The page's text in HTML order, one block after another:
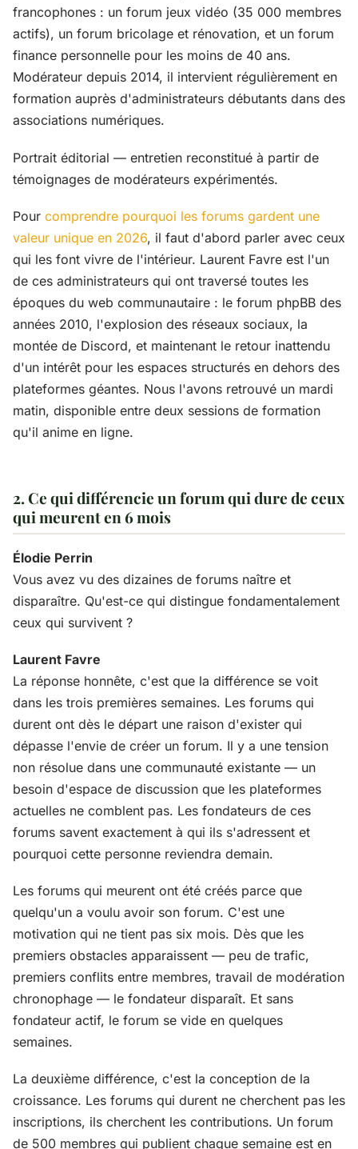
francophones : un forum jeux vidéo (35 000 membres
actifs), un forum bricolage et rénovation, et un forum
finance personnelle pour les moins de 40 ans.
Modérateur depuis 2014, il intervient régulièrement en
formation auprès d'administrateurs débutants dans des
associations numériques.
Portrait éditorial — entretien reconstitué à partir de
témoignages de modérateurs expérimentés.
Pour comprendre pourquoi les forums gardent une
valeur unique en 2026, il faut d'abord parler avec ceux
qui les font vivre de l'intérieur. Laurent Favre est l'un
de ces administrateurs qui ont traversé toutes les
époques du web communautaire : le forum phpBB des
années 2010, l'explosion des réseaux sociaux, la
montée de Discord, et maintenant le retour inattendu
d'un intérêt pour les espaces structurés en dehors des
plateformes géantes. Nous l'avons retrouvé un mardi
matin, disponible entre deux sessions de formation
qu'il anime en ligne.
2. Ce qui différencie un forum qui dure de ceux
qui meurent en 6 mois
Élodie Perrin
Vous avez vu des dizaines de forums naître et
disparaître. Qu'est-ce qui distingue fondamentalement
ceux qui survivent ?
Laurent Favre
La réponse honnête, c'est que la différence se voit
dans les trois premières semaines. Les forums qui
durent ont dès le départ une raison d'exister qui
dépasse l'envie de créer un forum. Il y a une tension
non résolue dans une communauté existante — un
besoin d'espace de discussion que les plateformes
actuelles ne comblent pas. Les fondateurs de ces
forums savent exactement à qui ils s'adressent et
pourquoi cette personne reviendra demain.
Les forums qui meurent ont été créés parce que
quelqu'un a voulu avoir son forum. C'est une
motivation qui ne tient pas six mois. Dès que les
premiers obstacles apparaissent — peu de trafic,
premiers conflits entre membres, travail de modération
chronophage — le fondateur disparaît. Et sans
fondateur actif, le forum se vide en quelques
semaines.
La deuxième différence, c'est la conception de la
croissance. Les forums qui durent ne cherchent pas les
inscriptions, ils cherchent les contributions. Un forum
de 500 membres qui publient chaque semaine est en